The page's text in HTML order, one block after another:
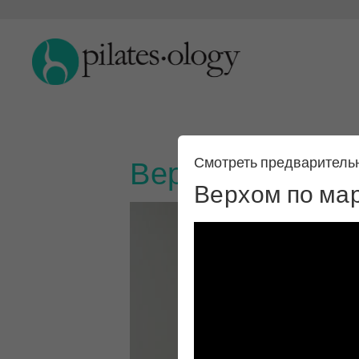
Верхом по
Смотреть
Верхом по